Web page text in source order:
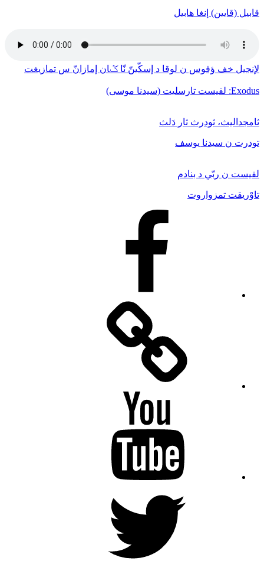
قابيل (قايين) إنغا هابيل
لإنجيل خف ﺅفوس ن لوقا د إسكّينّ نّا ݣان إمازانّ س تمازيغت
Exodus: لقيست تارسليت (سيدنا موسى)
ثامجداليث، ثودرث ثار دَلث
تودرت ن سيدنا يوسف
لقيست ن ربّي د بنادم
تاوْريقت تمزواروت